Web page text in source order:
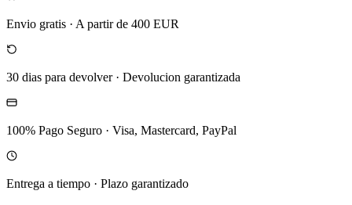
Envio gratis · A partir de 400 EUR
30 dias para devolver· Devolucion garantizada
100% Pago Seguro · Visa, Mastercard, PayPal
Entrega a tiempo · Plazo garantizado